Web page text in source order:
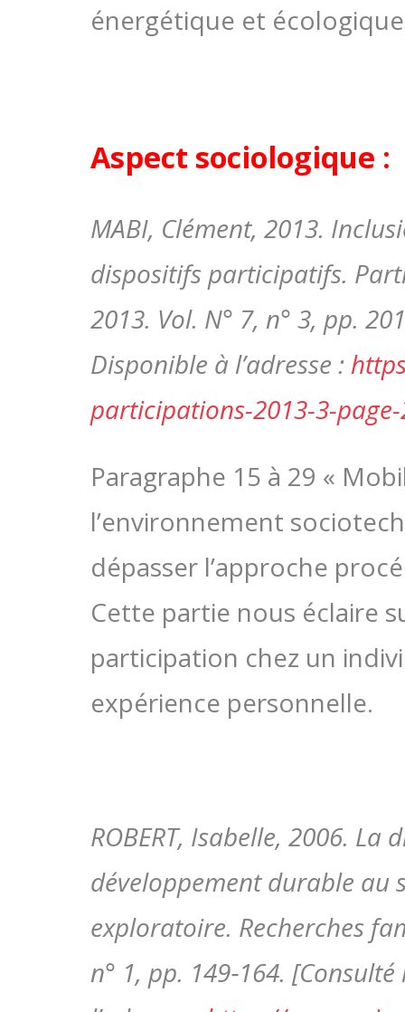
énergétique et
Aspect sociologique :
MABI, Clément, 2013.
dispositifs participatifs.
2013. Vol. N° 7, n° 3, pp.
Disponible à l’adresse :
participations-2013-3-
Paragraphe 15 à 29 «
l’environnement
dépasser l’approche
Cette partie nous éclaire
participation chez un
expérience personnelle.
ROBERT, Isabelle, 2006.
développement durable au
exploratoire. Recherches
n° 1, pp. 149‑164.